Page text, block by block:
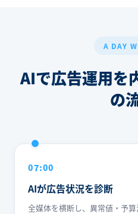
A DAY
AIで広告運用を
の
07:00
AIが広告状況を診断
全媒体を横断し、異常値・予